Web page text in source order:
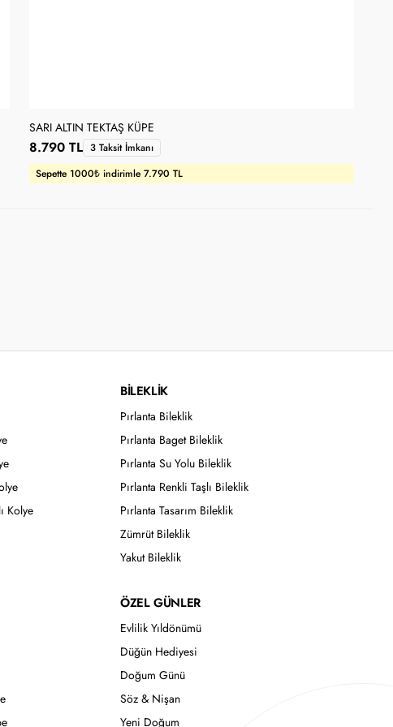
SARI ALTIN TEKTAŞ KÜPE
Sepette 1000₺ indirimle 7.790 TL
8.790 TL 3 Taksit İmkanı
Kolye
BİLEKLİK
Pırlanta Bileklik
Pırlanta Baget Bileklik
Pırlanta Su Yolu Bileklik
Pırlanta Renkli Taşlı Bileklik
Pırlanta Tasarım Bileklik
Zümrüt Bileklik
Yakut Bileklik
ÖZEL GÜNLER
Evlilik Yıldönümü
Düğün Hediyesi
Doğum Günü
Söz & Nişan
Yeni Doğum